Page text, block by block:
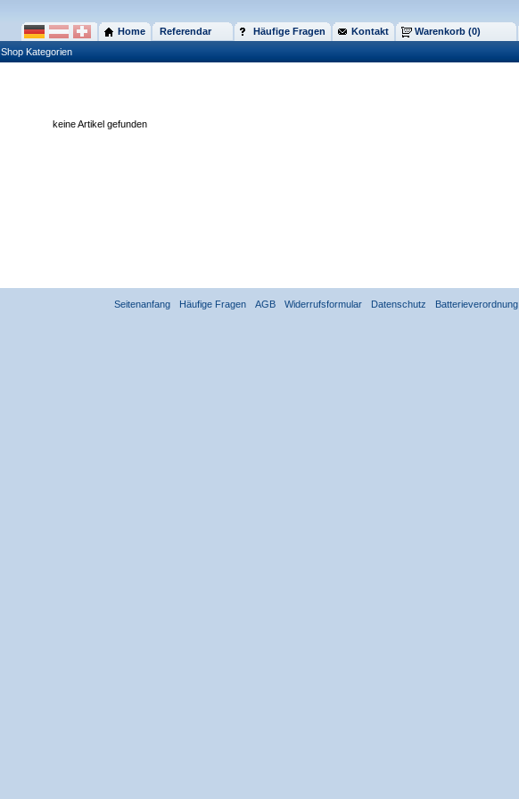
Home Referendar Häufige Fragen Kontakt
Warenkorb (0)
Shop Kategorien
keine Artikel gefunden
Seitenanfang Häufige Fragen AGB Widerrufsformular Datenschutz Batterieverordnung